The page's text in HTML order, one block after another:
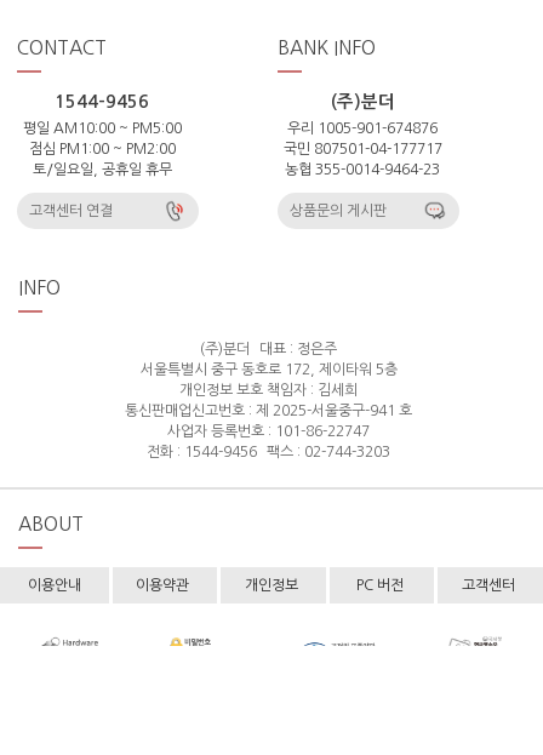
CONTACT
1544-9456
평일 AM10:00 ~ PM5:00
점심 PM1:00 ~ PM2:00
토/일요일, 공휴일 휴무
고객센터 연결
BANK INFO
(주)분더
우리 1005-901-674876
국민 807501-04-177717
농협 355-0014-9464-23
상품문의 게시판
INFO
(주)분더
대표 : 정은주
서울특별시 중구 동호로 172, 제이타워 5층
개인정보 보호 책임자 : 김세희
통신판매업신고번호 : 제 2025-서울중구-941 호
사업자 등록번호 : 101-86-22747
전화 : 1544-9456
팩스 : 02-744-3203
ABOUT
이용안내 이용약관 개인정보 PC 버전 고객센터